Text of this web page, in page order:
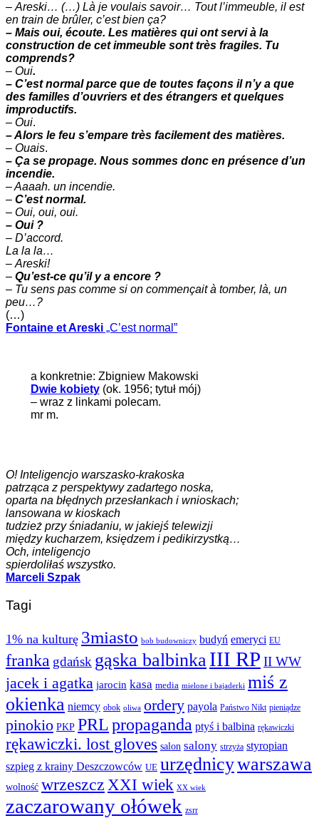
– Areski… (…) Là je voulais savoir… Tout l’immeuble, il est
en train de brûler, c’est bien ça?
– Mais oui, écoute. Les matières qui ont servi à la
construction de cet immeuble sont très fragiles. Tu
comprends?
– Oui.
– C’est normal parce que de toutes façons il n’y a que
des familles d’ouvriers et des étrangers et quelques
improductifs.
– Oui.
– Alors le feu s’empare très facilement des matières.
– Ouais.
– Ça se propage. Nous sommes donc en présence d’un
incendie.
– Aaaah. un incendie.
– C’est normal.
– Oui, oui, oui.
– Oui ?
– D’accord.
La la la…
– Areski!
– Qu’est-ce qu’il y a encore ?
– Tu sens pas comme si on commençait à tomber, là, un
peu…?
(…)
Fontaine et Areski „C’est normal”
a konkretnie: Zbigniew Makowski
Dwie kobiety(ok. 1956; tytuł mój)
– wraz z linkami polecam.
mr m.
O! Inteligencjo warszasko-krakoska
patrząca z perspektywy zadartego noska,
oparta na błędnych przesłankach i wnioskach;
lansowana w kioskach
tudzież przy śniadaniu, w jakiejś telewizji
między kucharzem, księdzem i pedikirzystką…
Och, inteligencjo
spierdoliłaś wszystko.
Marceli Szpak
Tagi
1% na kulturę 3miasto bob budowniczy budyń emeryci EU
franka gdańsk gąska balbinka III RP II WW
jacek i agatka jarocin kasa media mielone i bajaderki miś z
okienka niemcy obok oliwa ordery payola Państwo Nikt pieniądze
pinokio PKP PRLpropaganda ptyś i balbina rękawiczki
rękawiczki. lost gloves salon salony strzyża styropian
szpieg z krainy Deszczowców UE urzędnicywarszawa
wolność wrzeszcz XXI wiek XX wiek
zaczarowany ołówek zsrr